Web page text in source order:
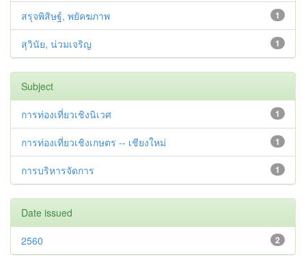
1
สรุจพิสิษฐ์, พยัคฆภาพ
1
สุวินัย, น่วมเจริญ
Subject
1
การท่องเที่ยวเชิงนิเวศ
1
การท่องเที่ยวเชิงเกษตร -- เชียงใหม่
1
การบริหารจัดการ
Date issued
2
2560